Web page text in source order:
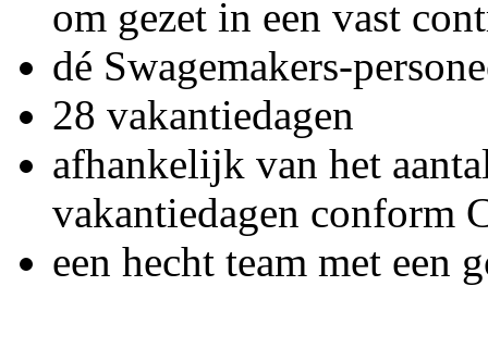
om gezet in een vast
dé Swagemakers-
28 vakantiedagen
afhankelijk van het
vakantiedagen conform
een hecht team met een